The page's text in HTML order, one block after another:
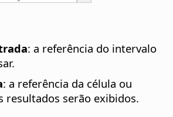
: a referência do intervalo
: a referência da célula ou
resultados serão exibidos.